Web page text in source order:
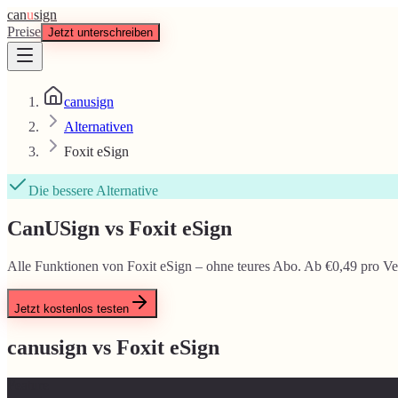
canusign
Preise Jetzt unterschreiben
canusign
Alternativen
Foxit eSign
Die bessere Alternative
CanUSign vs Foxit eSign
Alle Funktionen von Foxit eSign – ohne teures Abo. Ab €0,49 pro
Jetzt kostenlos testen
canusign vs Foxit eSign